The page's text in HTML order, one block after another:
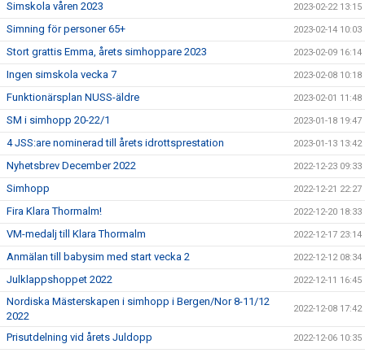
Simskola våren 2023 2023-02-22 13:15
Simning för personer 65+ 2023-02-14 10:03
Stort grattis Emma, årets simhoppare 2023 2023-02-09 16:14
Ingen simskola vecka 7 2023-02-08 10:18
Funktionärsplan NUSS-äldre 2023-02-01 11:48
SM i simhopp 20-22/1 2023-01-18 19:47
4 JSS:are nominerad till årets idrottsprestation 2023-01-13 13:42
Nyhetsbrev December 2022 2022-12-23 09:33
Simhopp 2022-12-21 22:27
Fira Klara Thormalm! 2022-12-20 18:33
VM-medalj till Klara Thormalm 2022-12-17 23:14
Anmälan till babysim med start vecka 2 2022-12-12 08:34
Julklappshoppet 2022 2022-12-11 16:45
Nordiska Mästerskapen i simhopp i Bergen/Nor 8-11/12
2022
2022-12-08 17:42
Prisutdelning vid årets Juldopp 2022-12-06 10:35